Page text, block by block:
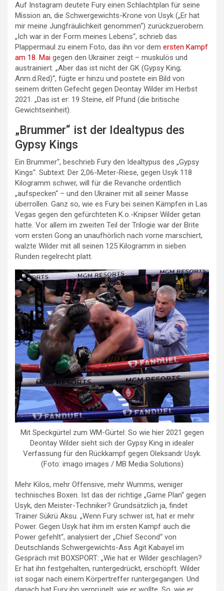
Auf Instagram deutete Fury einen Schlachtplan für seine
Mission an, die Schwergewichts-Krone von Usyk („Er hat
mir meine Jungfräulichkeit genommen“) zurückzuerobern.
„Ich war in der Form meines Lebens“, schrieb das
Plappermaul zu einem Foto, das ihn vor dem ersten Kampf
am 18. Mai gegen den Ukrainer zeigt – muskulös und
austrainiert. „Aber das ist nicht der GK (Gypsy King;
Anm.d.Red)“, fügte er hinzu und postete ein Bild von
seinem dritten Gefecht gegen Deontay Wilder im Herbst
2021. „Das ist er: 19 Steine, elf Pfund (die britische
Gewichtseinheit).
„Brummer“ ist der Idealtypus des
Gypsy Kings
Ein Brummer“, beschrieb Fury den Idealtypus des „Gypsy
Kings“. Subtext: Der 2,06-Meter-Riese, gegen Usyk 118
Kilogramm schwer, will für die Revanche ordentlich
„aufspecken“ – und den Ukrainer mit all seiner Masse
überrollen. Ganz so, wie es Fury bei seinen Kämpfen in Las
Vegas gegen den gefürchteten K.o.-Knipser Wilder getan
hatte. Vor allem im zweiten Teil der Trilogie war der Brite
vom ersten Gong an unaufhörlich nach vorne marschiert,
walzte Wilder mit all seinen 125 Kilogramm in sieben
Runden regelrecht platt.
Mit Speckgürtel zum WM-Gürtel: So wie hier 2021 gegen
Deontay Wilder sieht sich der Gypsy King in idealer
Verfassung für den Rückkampf gegen Oleksandr Usyk.
(Foto: imago images / MB Media Solutions)
Mehr Kilos, mehr Offensive, mehr Wumms, weniger
technisches Boxen. Ist das der richtige „Game Plan“ gegen
Usyk, den Meister-Techniker? Grundsätzlich ja, findet
Trainer Sükrü Aksu. „Wenn Fury schwer ist, hat er mehr
Power. Gegen Usyk hat ihm im ersten Kampf auch die
Power gefehlt“, analysiert der „Chief Second“ von
Deutschlands Schwergewichts-Ass Agit Kabayel im
Gespräch mit BOXSPORT: „Wie hat er Wilder geschlagen?
Er hat ihn festgehalten, runtergedrückt, erschöpft. Wilder
ist sogar nach einem Körpertreffer runtergegangen. Und